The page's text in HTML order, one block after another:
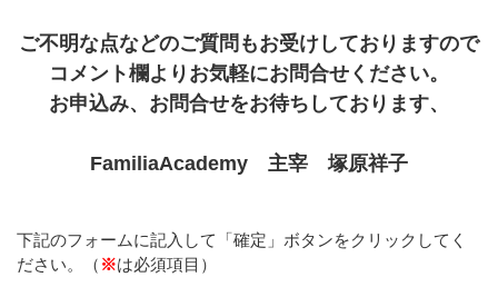
ご不明な点などのご質問もお受けしておりますので
コメント欄よりお気軽にお問合せください。
お申込み、お問合せをお待ちしております、
FamiliaAcademy 主宰 塚原祥子
下記のフォームに記入して「確定」ボタンをクリックしてく
ださい。（ ※は必須項目）